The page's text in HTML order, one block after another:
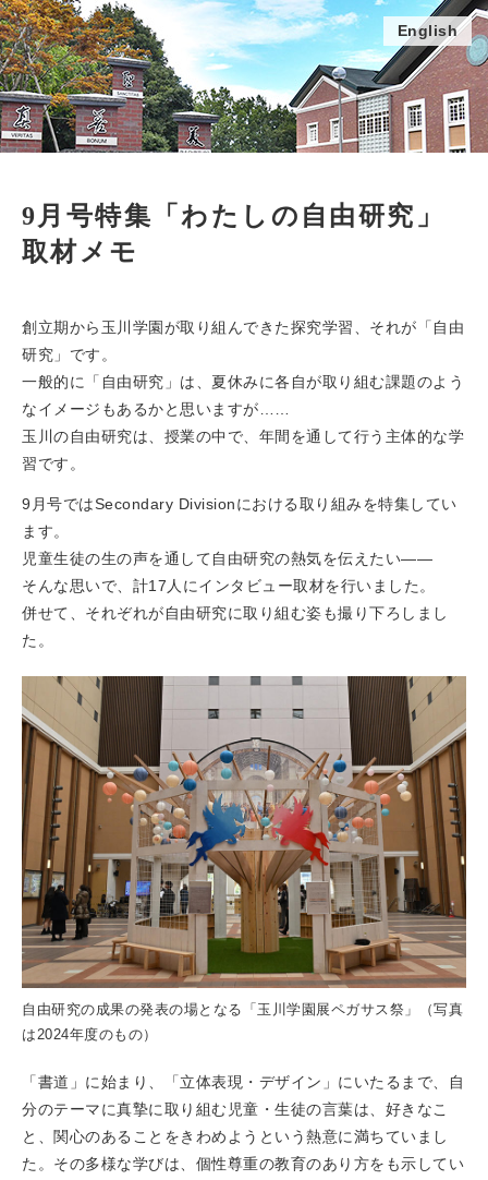
English
9月号特集「わたしの自由研究」
取材メモ
創立期から玉川学園が取り組んできた探究学習、それが「自由
研究」です。
一般的に「自由研究」は、夏休みに各自が取り組む課題のよう
なイメージもあるかと思いますが……
玉川の自由研究は、授業の中で、年間を通して行う主体的な学
習です。
9月号ではSecondary Divisionにおける取り組みを特集してい
ます。
児童生徒の生の声を通して自由研究の熱気を伝えたい——
そんな思いで、計17人にインタビュー取材を行いました。
併せて、それぞれが自由研究に取り組む姿も撮り下ろしまし
た。
自由研究の成果の発表の場となる「玉川学園展ペガサス祭」（写真
は2024年度のもの）
「書道」に始まり、「立体表現・デザイン」にいたるまで、自
分のテーマに真摯に取り組む児童・生徒の言葉は、好きなこ
と、関心のあることをきわめようという熱意に満ちていまし
た。その多様な学びは、個性尊重の教育のあり方をも示してい